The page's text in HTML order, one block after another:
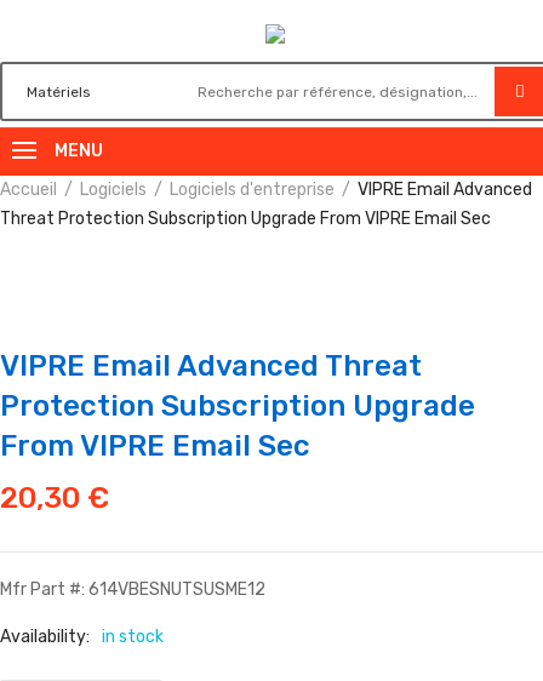
MENU
Accueil
Logiciels Logiciels d'entreprise
VIPRE Email Advanced
Threat Protection Subscription Upgrade From VIPRE Email Sec
VIPRE Email Advanced Threat
Protection Subscription Upgrade
From VIPRE Email Sec
20,30 €
Mfr Part #: 614VBESNUTSUSME12
Availability: in stock